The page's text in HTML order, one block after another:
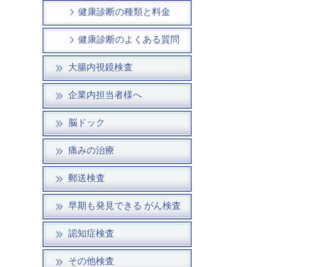
健康診断の種類と料金
健康診断のよくある質問
大腸内視鏡検査
企業内担当者様へ
脳ドック
痛みの治療
郵送検査
早期も発見できる がん検査
認知症検査
その他検査